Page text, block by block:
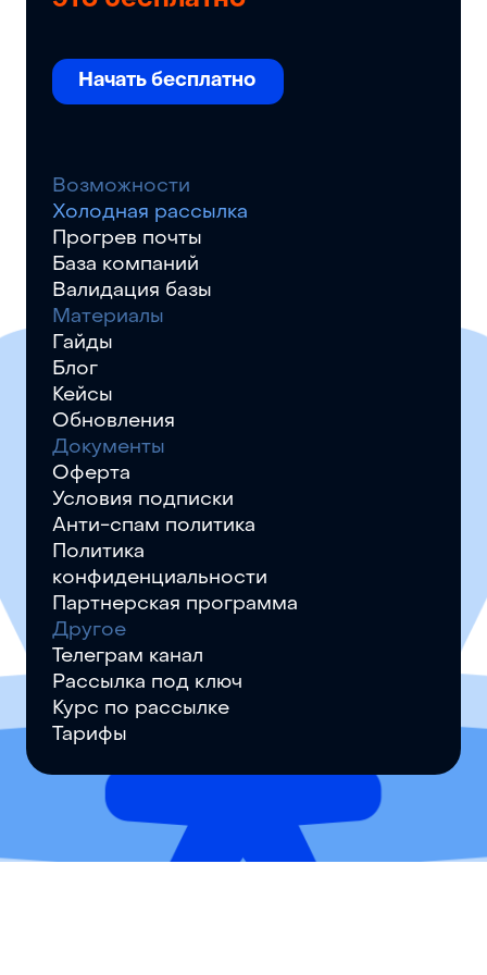
Начать бесплатно
Возможности
Холодная рассылка
Прогрев почты
База компаний
Валидация базы
Материалы
Гайды
Блог
Кейсы
Обновления
Документы
Оферта
Условия подписки
Анти-спам политика
Политика
конфиденциальности
Партнерская программа
Другое
Телеграм канал
Рассылка под ключ
Курс по рассылке
Тарифы